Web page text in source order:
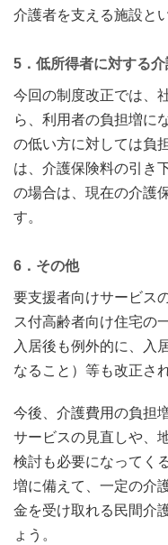
介護者を支える施設と
5．低所得者に対する
今回の制度改正では、
ら、利用者の負担増に
の低い方に対しては負
は、介護保険料の引き
の場合は、現在の介護
す。
6．その他
要支援者向けサービス
ス付高齢者向け住宅の
入居後も例外的に、入
なること）等も改正さ
今後、介護費用の負担
サービスの見直しや、
検討も必要になってく
増に備えて、一定の介
金を受け取れる民間介
ょう。